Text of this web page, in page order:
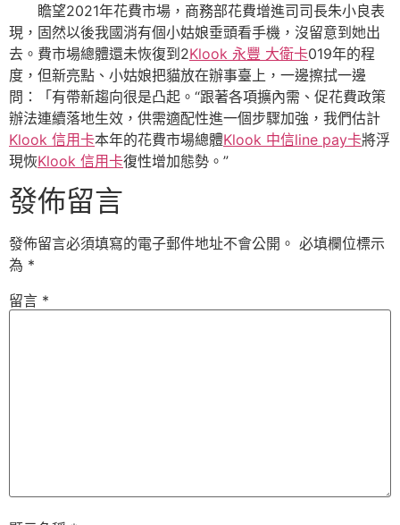
瞻望2021年花費市場，商務部花費增進司司長朱小良表
現，固然以後我國消有個小姑娘垂頭看手機，沒留意到她出
去。費市場總體還未恢復到2Klook 永豐 大衛卡019年的程
度，但新亮點、小姑娘把貓放在辦事臺上，一邊擦拭一邊
問：「有帶新趨向很是凸起。“跟著各項擴內需、促花費政策
辦法連續落地生效，供需適配性進一個步驟加強，我們估計
Klook 信用卡本年的花費市場總體Klook 中信line pay卡將浮
現恢Klook 信用卡復性增加態勢。”
發佈留言
發佈留言必須填寫的電子郵件地址不會公開。 必填欄位標示
為 *
留言 *